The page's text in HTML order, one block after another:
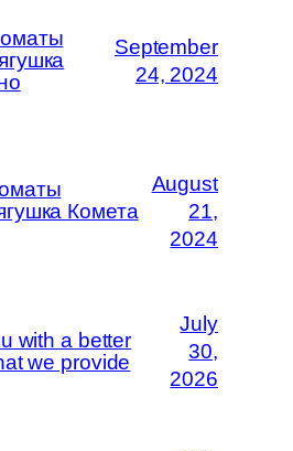
September
24, 2024
Комета
August
21,
2024
with a better
we provide
July
30,
2026